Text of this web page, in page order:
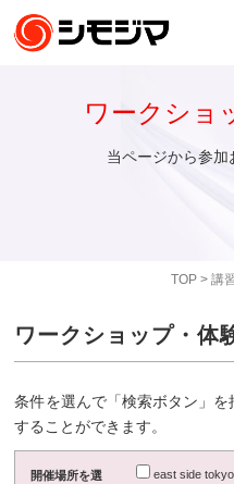
TOP> 講
ワークショ
当ページから参加
ワークショップ・体
条件を選んで「検索ボタン」
することができます。
開催場所を選
east side tokyo